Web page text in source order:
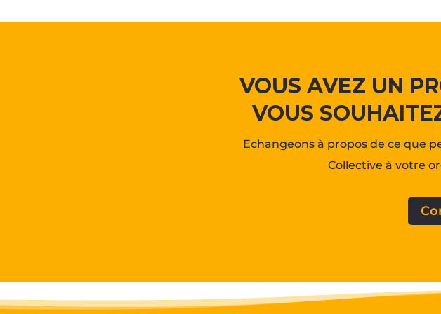
VOUS AVEZ UN
VOUS
Echangeons à propos de ce que
Collective à votre